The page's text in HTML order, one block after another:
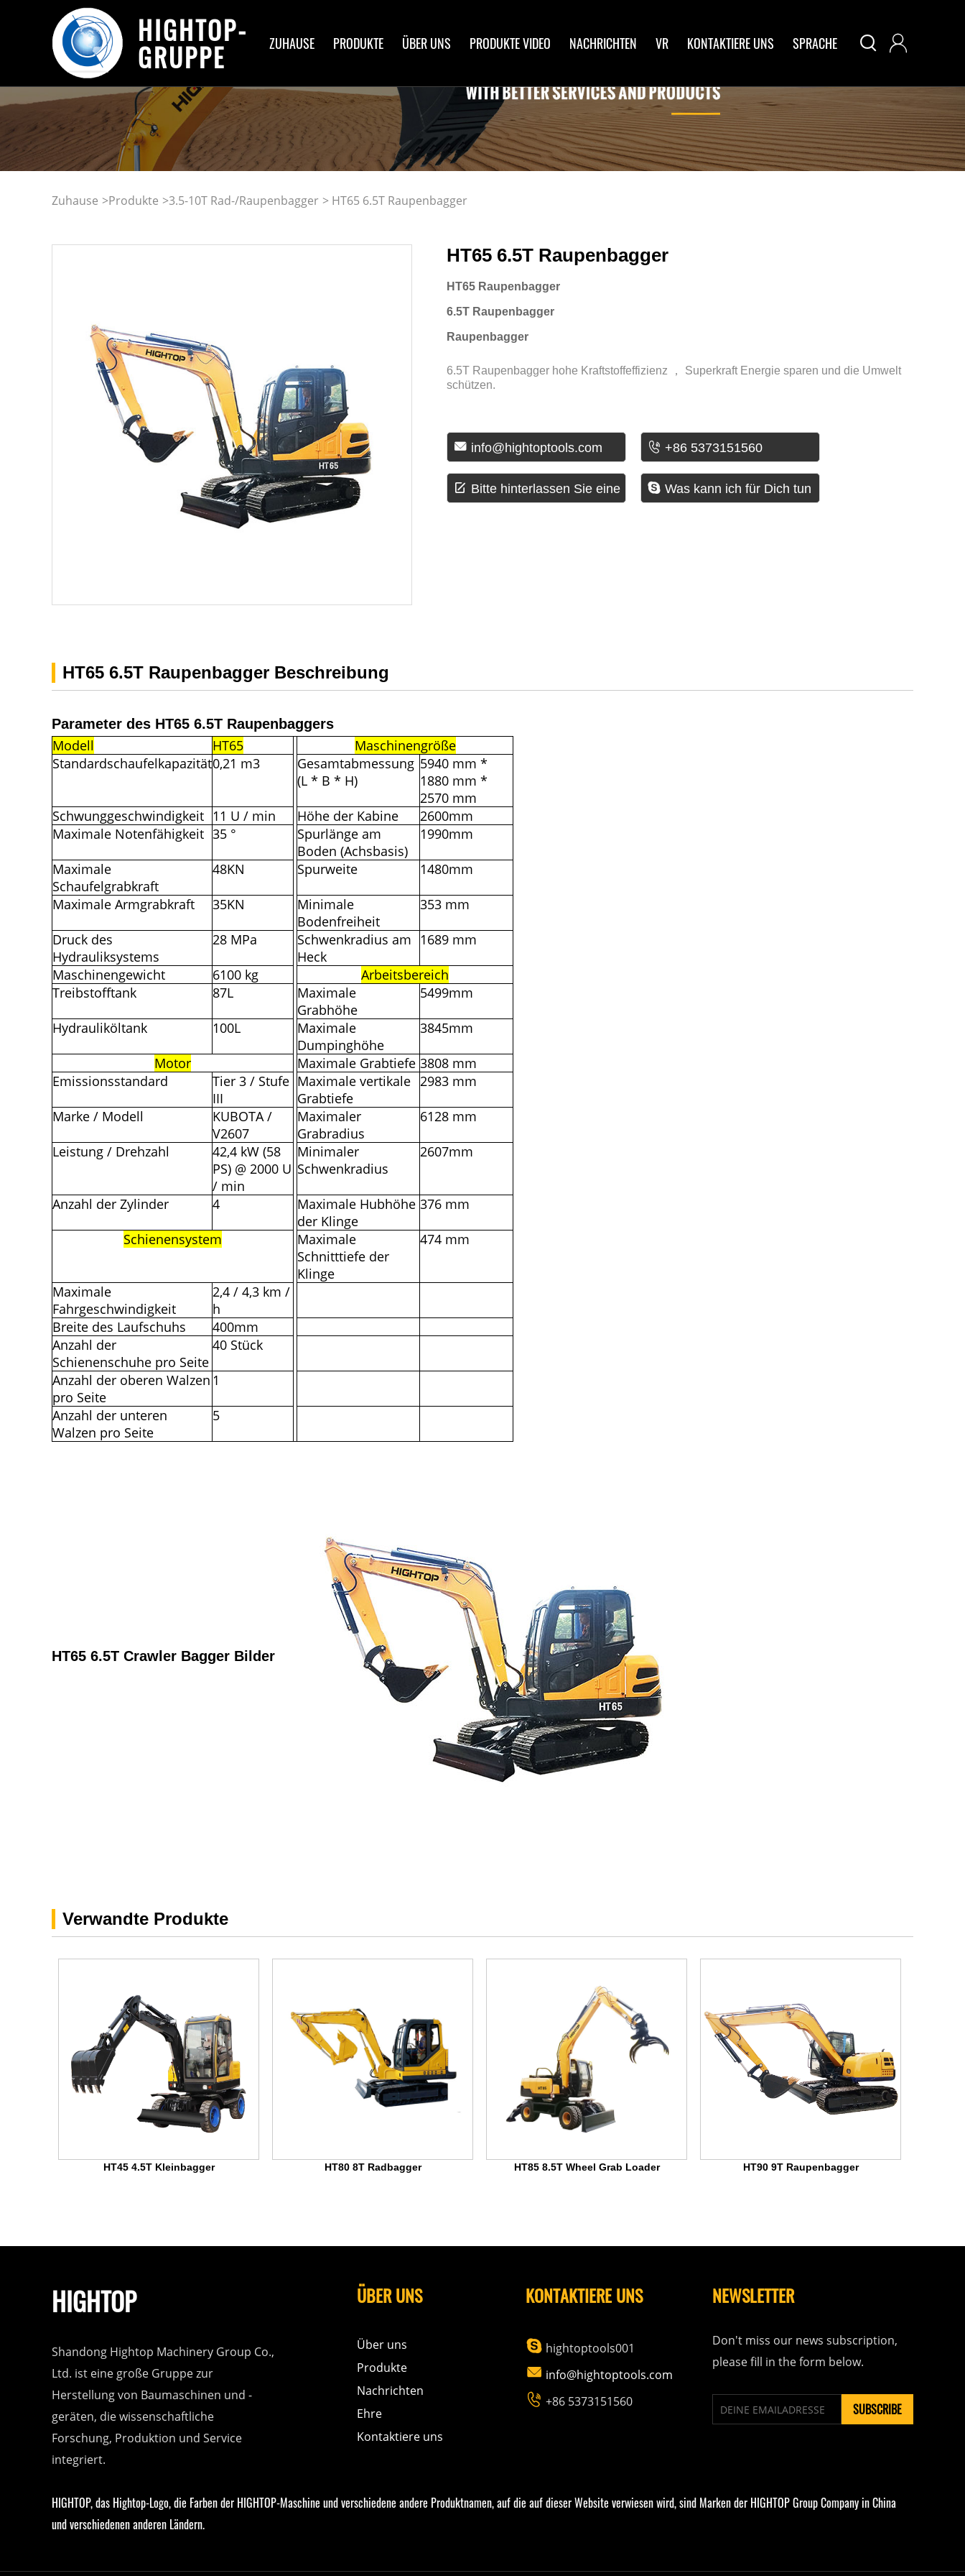
HIGHTOP-
GRUPPE ZUHAUSE PRODUKTE ÜBER UNS PRODUKTE VIDEO NACHRICHTEN VR KONTAKTIERE UNS SPRACHE  
Zuhause >Produkte >3.5-10T Rad-/Raupenbagger > HT65 6.5T Raupenbagger
HT65 6.5T Raupenbagger
HT65 Raupenbagger
6.5T Raupenbagger
Raupenbagger
6.5T Raupenbagger hohe Kraftstoffeffizienz ， Superkraft Energie sparen und die Umwelt
schützen.
 info@hightoptools.com  +86 5373151560
 Bitte hinterlassen Sie eine
 Was kann ich für Dich tun
HT65 6.5T Raupenbagger Beschreibung
Parameter des HT65 6.5T Raupenbaggers
Modell HT65
Maschinengröße
Standardschaufelkapazität0,21 m3
Gesamtabmessung
(L * B * H)
5940 mm *
1880 mm *
2570 mm
Schwunggeschwindigkeit 11 U / min Höhe der Kabine
2600mm
Maximale Notenfähigkeit 35 °
Spurlänge am
Boden (Achsbasis)
1990mm
Maximale
Schaufelgrabkraft
48KN Spurweite 1480mm
Maximale Armgrabkraft 35KN
Minimale
Bodenfreiheit
353 mm
Druck des
Hydrauliksystems
28 MPa
Schwenkradius am
Heck
1689 mm
Maschinengewicht 6100 kg
Arbeitsbereich
Treibstofftank
87L
Maximale
Grabhöhe
5499mm
Hydrauliköltank 100L
Maximale
Dumpinghöhe
3845mm
Motor Maximale Grabtiefe 3808 mm
Emissionsstandard
Tier 3 / Stufe
III
Maximale vertikale
Grabtiefe
2983 mm
Marke / Modell
KUBOTA /
V2607
Maximaler
Grabradius
6128 mm
Leistung / Drehzahl
42,4 kW (58
PS) @ 2000 U
/ min
Minimaler
Schwenkradius
2607mm
Anzahl der Zylinder 4
Maximale Hubhöhe
der Klinge
376 mm
Schienensystem
Maximale
Schnitttiefe der
Klinge
474 mm
Maximale
Fahrgeschwindigkeit
2,4 / 4,3 km /
h
Breite des Laufschuhs
400mm
Anzahl der
Schienenschuhe pro Seite
40 Stück
Anzahl der oberen Walzen
pro Seite
1
Anzahl der unteren
Walzen pro Seite
5
HT65 6.5T Crawler Bagger Bilder
Verwandte Produkte
HT45 4.5T Kleinbagger HT80 8T Radbagger HT85 8.5T Wheel Grab Loader HT90 9T Raupenbagger
HIGHTOP
Shandong Hightop Machinery Group Co.,
Ltd. ist eine große Gruppe zur
Herstellung von Baumaschinen und -
geräten, die wissenschaftliche
Forschung, Produktion und Service
integriert.
ÜBER UNS
Über uns
Produkte
Nachrichten
Ehre
Kontaktiere uns
KONTAKTIERE UNS
 hightoptools001
 info@hightoptools.com
 +86 5373151560
NEWSLETTER
Don't miss our news subscription,
please fill in the form below.
HIGHTOP, das Hightop-Logo, die Farben der HIGHTOP-Maschine und verschiedene andere Produktnamen, auf die auf dieser Website verwiesen wird, sind Marken der HIGHTOP Group Company in China
und verschiedenen anderen Ländern.